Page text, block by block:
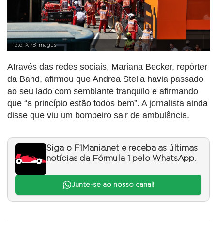
Foto: XPB Images
Através das redes sociais, Mariana Becker, repórter
da Band, afirmou que Andrea Stella havia passado
ao seu lado com semblante tranquilo e afirmando
que “a princípio estão todos bem”. A jornalista ainda
disse que viu um bombeiro sair de ambulância.
Siga o F1Mania.net e receba as últimas
notícias da Fórmula 1 pelo WhatsApp.
Junte-se ao nosso canal!